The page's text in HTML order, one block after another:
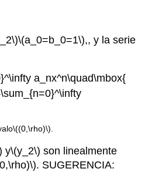
\(a_0=b_0=1\),, y la serie
a_nx^n\quad\mbox{
\((0,\rho)\)
y\(y_2\) son linealmente
. SUGERENCIA: